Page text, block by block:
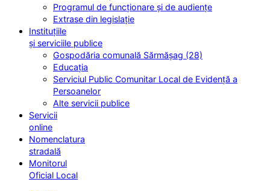
Programul de funcționare și de audiențe
Extrase din legislație
Instituțiile
și serviciile publice
Gospodăria comunală Sărmășag (28)
Educația
Serviciul Public Comunitar Local de Evidență a
Persoanelor
Alte servicii publice
Servicii
online
Nomenclatura
stradală
Monitorul
Oficial Local